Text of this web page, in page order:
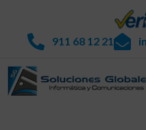
911 68 12 21